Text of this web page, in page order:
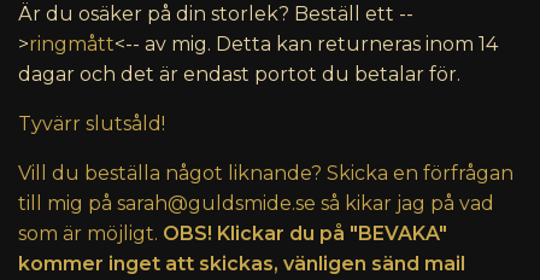
Är du osäker på din storlek? Beställ ett --
>ringmått<-- av mig. Detta kan returneras inom 14
dagar och det är endast portot du betalar för.
Tyvärr slutsåld!
Vill du beställa något liknande? Skicka en förfrågan
till mig på sarah@guldsmide.se så kikar jag på vad
som är möjligt. OBS! Klickar du på "BEVAKA"
kommer inget att skickas, vänligen sänd mail